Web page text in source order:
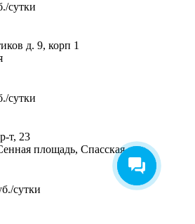
сутки
д. 9, корп 1
сутки
т, 23
площадь, Спасская
сутки